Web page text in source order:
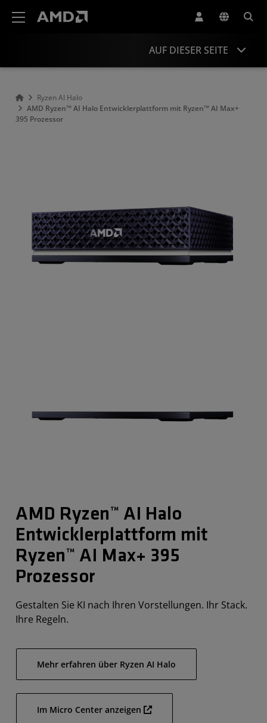
AUF DIESER SEITE
Technische Daten
Ryzen AI Halo
AMD Ryzen™ AI Halo Entwicklerplattform mit Ryzen™ AI Max+
395 Prozessor
AMD Ryzen™ AI Halo
Entwicklerplattform mit
Ryzen™ AI Max+ 395
Prozessor
Gestalten Sie KI nach Ihren Vorstellungen. Ihr Stack.
Ihre Regeln.
Mehr erfahren über Ryzen AI Halo
Im Micro Center anzeigen